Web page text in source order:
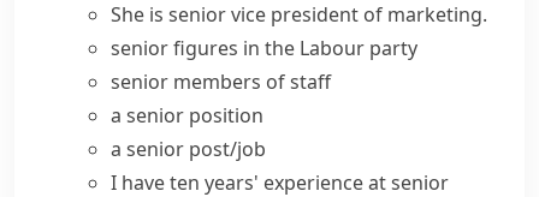
She is senior vice president of marketing.
senior figures in the Labour party
senior members of staff
a senior position
a senior post/job
I have ten years' experience atsenior